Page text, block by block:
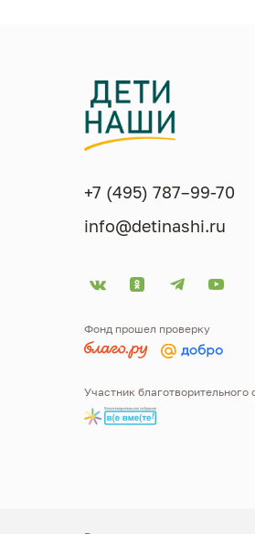
+7 (495) 787–99-70
info@detinashi.ru
Фонд прошел проверку
Участник благотворительного